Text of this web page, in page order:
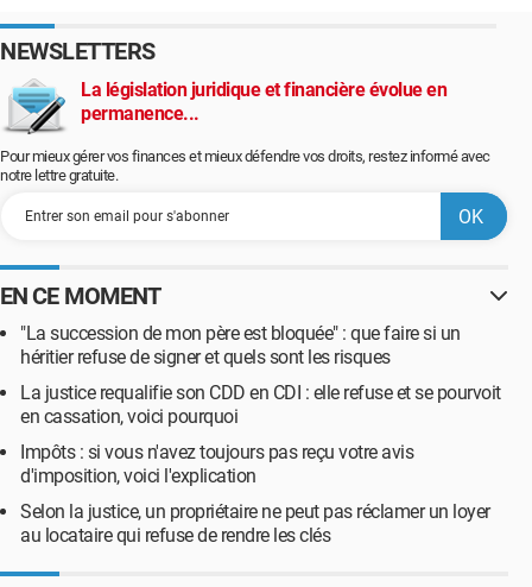
NEWSLETTERS
La législation juridique et financière évolue en
permanence...
Pour mieux gérer vos finances et mieux défendre vos droits, restez informé avec
notre lettre gratuite.
EN CE MOMENT
"La succession de mon père est bloquée" : que faire si un
héritier refuse de signer et quels sont les risques
La justice requalifie son CDD en CDI : elle refuse et se pourvoit
en cassation, voici pourquoi
Impôts : si vous n'avez toujours pas reçu votre avis
d'imposition, voici l'explication
Selon la justice, un propriétaire ne peut pas réclamer un loyer
au locataire qui refuse de rendre les clés